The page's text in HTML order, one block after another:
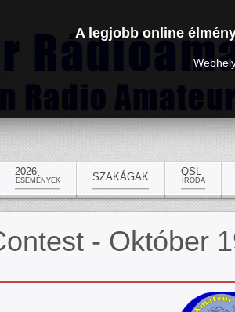
2026
ESEMÉNYEK SZAKÁGAK QSL
IRODA
- Október
A legjobb online